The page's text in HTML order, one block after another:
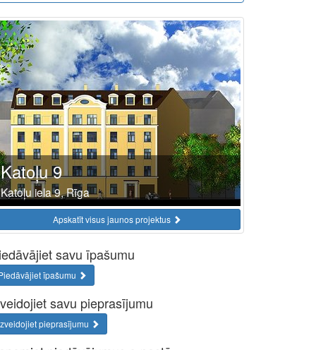
Katoļu 9
Katoļu iela 9, Rīga
Apskatīt visus jaunos projektus
savu īpašumu
īpašumu
savu pieprasījumu
pieprasījumu